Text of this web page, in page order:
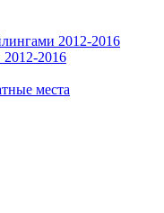
2012-2016
2012-2016
места